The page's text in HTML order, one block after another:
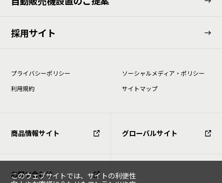
採用サイト
プライバシーポリシー
ソーシャルメディア・ポリシー
利⽤規約
サイトマップ
商品情報サイト グローバルサイト
お問い合わせ
このウェブサイトでは、サイトの利便性